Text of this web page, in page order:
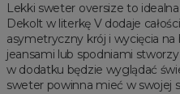
Lekki sweter oversize to
Dekolt w literkę V dodaje
asymetryczny krój i wycięcia
jeansami lub spodniami
w dodatku będzie wyglądać
sweter powinna mieć w swojej